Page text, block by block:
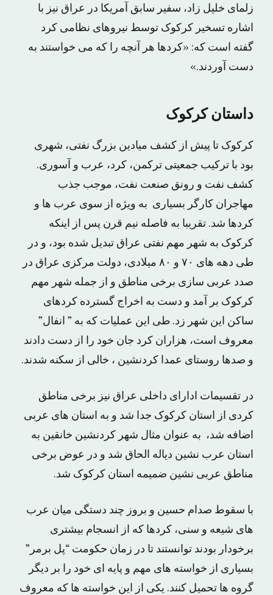
زلمای خلیل زاد، سفیر سابق آمریکا در عراق نیز با
اشاره تسخیر کرکوک توسط نیروهای نظامی کرد
گفته است که: «کردها هر آنچه را که می خواستند به
دست آوردند.»
داستان کرکوک
کرکوک تا پیش از کشف میادین بزرگ نفتی، شهری
بود با ترکیب جمعیتی ترکمن، کرد، عرب و آسوری.
کشف نفت و رونق صنعت نفت، موجب جذب
مهاجران کارگر بسیاری به ویژه از سوی عرب ها و
کردها شد. تقریبا به فاصله نیم قرن پس از اینکه
کرکوک به شهر مهم نفتی عراق تبدیل شده بود، و در
طی دهه های ۷۰ و ۸۰ میلادی، دولت مرکزی عراق در
صدد عربی سازی برخی مناطق و از جمله شهر مهم
کرکوک بر آمد و دست به اخراج گسترده کردهای
ساکن این شهر زد. طی این عملیات که به ” انفال”
معروف است، هزاران کرد جان خود را از دست دادند
و صدها روستای عمدا کردنشین ، خالی از سکنه شدند.
در تقسیمات ادارای داخلی عراق نیز برخی مناطق
کردی از استان کرکوک جدا شد و به استان های عربی
اضافه شد، به عنوان مثال شهر کردنشین خانقین به
استان عرب نشین دیاله الحاق شد و در عوض برخی
مناطق عربی نشین ضمیمه استان کرکوک شد.
با سقوط صدام حسین و بروز چند دستگی میان عرب
های شیعه و سنی، کردها که از انسجام بیشتری
برخودار بودند توانستند تا در زمان حکومت “پل برمر”
بسیاری از خواسته های مهم و پایه ای خود را بر دیگر
گروه ها تحمیل کنند. یکی از این خواسته ها که معروف